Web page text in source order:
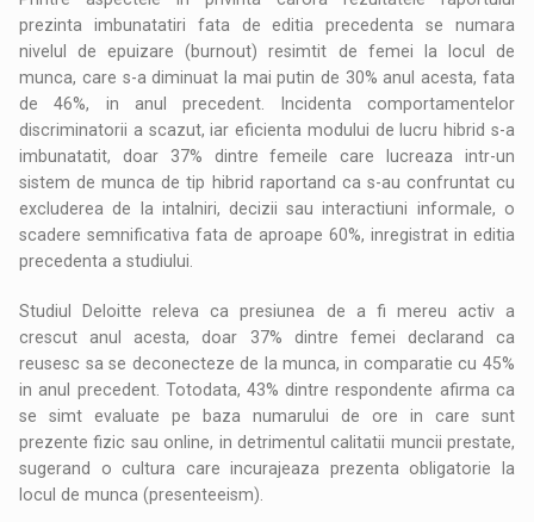
prezinta imbunatatiri fata de editia precedenta se numara
nivelul de epuizare (burnout) resimtit de femei la locul de
munca, care s-a diminuat la mai putin de 30% anul acesta, fata
de 46%, in anul precedent. Incidenta comportamentelor
discriminatorii a scazut, iar eficienta modului de lucru hibrid s-a
imbunatatit, doar 37% dintre femeile care lucreaza intr-un
sistem de munca de tip hibrid raportand ca s-au confruntat cu
excluderea de la intalniri, decizii sau interactiuni informale, o
scadere semnificativa fata de aproape 60%, inregistrat in editia
precedenta a studiului.
Studiul Deloitte releva ca presiunea de a fi mereu activ a
crescut anul acesta, doar 37% dintre femei declarand ca
reusesc sa se deconecteze de la munca, in comparatie cu 45%
in anul precedent. Totodata, 43% dintre respondente afirma ca
se simt evaluate pe baza numarului de ore in care sunt
prezente fizic sau online, in detrimentul calitatii muncii prestate,
sugerand o cultura care incurajeaza prezenta obligatorie la
locul de munca (presenteeism).